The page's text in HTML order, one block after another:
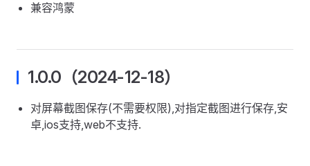
兼容鸿蒙
1.0.0（2024-12-18）
对屏幕截图保存(不需要权限),对指定截图进行保存,安
卓,ios支持,web不支持.